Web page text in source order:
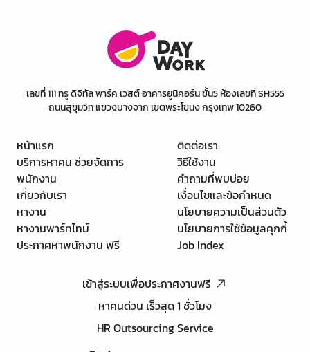
เลขที่ 111 ทรู ดิจิทัล พาร์ค เวสต์ อาคารยูนิคอร์น ชั้น5 ห้องเลขที่ SH555
ถนนสุขุมวิท แขวงบางจาก เขตพระโขนง กรุงเทพ 10260
หน้าแรก
บริการหาคน ช่วยจัดการ
พนักงาน
เกี่ยวกับเรา
หางาน
หางานพาร์ทไทม์
ประกาศหาพนักงาน ฟรี
ติดต่อเรา
วิธีใช้งาน
คำถามที่พบบ่อย
เงื่อนไขและข้อกำหนด
นโยบายความเป็นส่วนตัว
นโยบายการใช้ข้อมูลคุกกี้
Job Index
เข้าสู่ระบบเพื่อประกาศงานฟรี
หาคนด่วน เร็วสุด 1 ชั่วโมง
HR Outsourcing Service